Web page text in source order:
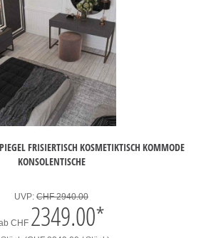
FRISIERTISCH KOSMETIKTISCH KOMMODE
KONSOLENTISCHE
UVP: CHF 2940.00
CHF 2349.00*